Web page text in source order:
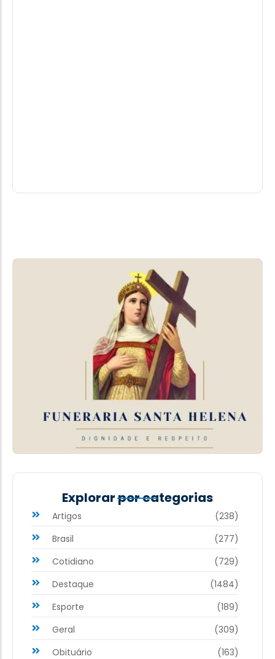
Explorar por categorias
Artigos
(238)
Brasil
(277)
Cotidiano
(729)
Destaque
(1484)
Esporte
(189)
Geral
(309)
Obituário
(163)